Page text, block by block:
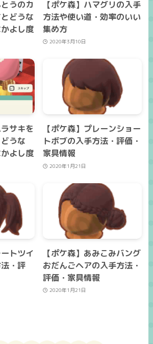
うのカ
どうな
よし度
【ポケ森】ハマグリの入手
方法や使い道・効率のいい
集め方
2020年3月10日
サキを
うな
よし度
【ポケ森】プレーンショー
トボブの入手方法・評価・
家具情報
2020年1月21日
トツイ
・評
【ポケ森】あみこみバング
おだんごヘアの入手方法・
評価・家具情報
2020年1月21日